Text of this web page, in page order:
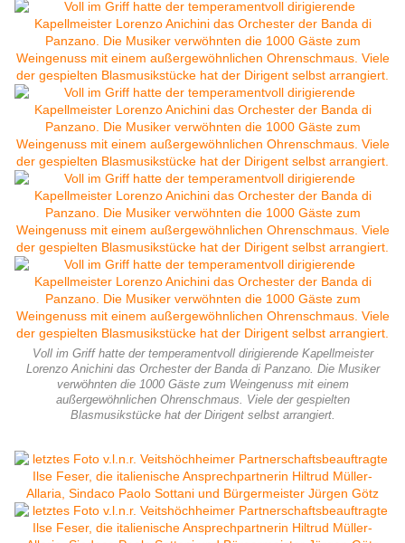
Voll im Griff hatte der temperamentvoll dirigierende Kapellmeister
Lorenzo Anichini das Orchester der Banda di Panzano. Die Musiker
verwöhnten die 1000 Gäste zum Weingenuss mit einem
außergewöhnlichen Ohrenschmaus. Viele der gespielten
Blasmusikstücke hat der Dirigent selbst arrangiert.